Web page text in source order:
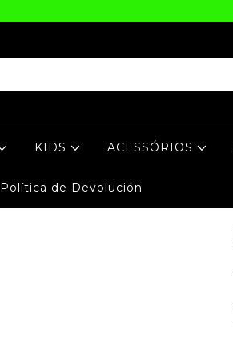
KIDS ACESSÓRIOS
Política de Devolución